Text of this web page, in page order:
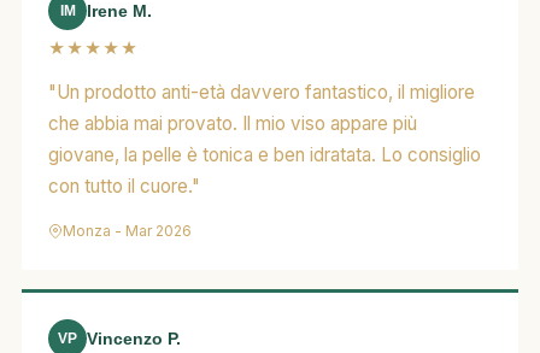
IM
Irene M.
★★★★★
"Un prodotto anti-età davvero fantastico, il migliore
che abbia mai provato. Il mio viso appare più
giovane, la pelle è tonica e ben idratata. Lo consiglio
con tutto il cuore."
Monza - Mar 2026
VP Vincenzo P.